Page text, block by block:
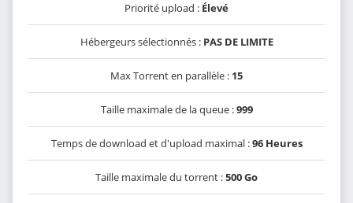
Priorité upload : Élevé
Hébergeurs sélectionnés : PAS DE LIMITE
Max Torrent en parallèle : 15
Taille maximale de la queue :999
Temps de download et d'upload maximal :96 Heures
Taille maximale du torrent :500 Go